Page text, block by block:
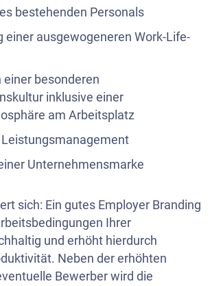
bestehenden Personals
einer ausgewogeneren Work-Life-
besonderen
inklusive einer
am Arbeitsplatz
Unternehmensmarke
sich: Ein gutes Employer Branding
Ihrer
und erhöht hierdurch
Neben der erhöhten
Bewerber wird die